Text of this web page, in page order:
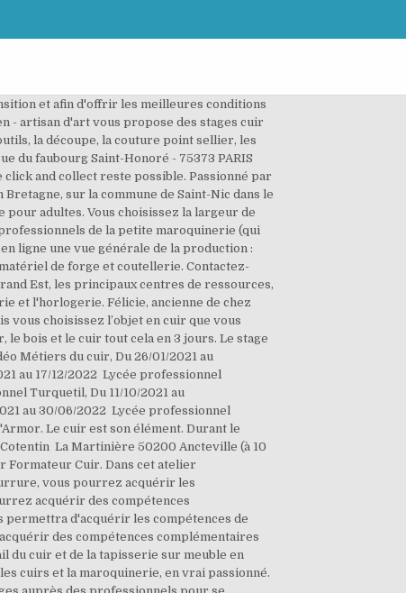
vêtement de peau, en 1 an, à Paris. Lydie Gallet. 120 € à 150 € la journée. Les chaussures viennent d'Italie et d'Espagne. Stage d’initiation au travail du cuir – 24 avril 2021. Cours en ligne de maroquinerie et travail du cuir - des thématiques complète abordée avec soin et précision. Vous souhaitez réaliser des produits grâce à des techniques professionnelles en maroquinerie ?Ce parcours vous permettra d'acquérir les techniques de base de la maroquinerie, d'acquérir le langage technique, ainsi que les principaux savoir-faire du maroquinier. Créez votre propre expérience Candidature Simple & Rapide ! On y apprend à fabriquer un objet en cuir, comme un professionnel. Ici, vous vous adressez à une spécialiste de la rénovation et coloration du cuir dans le Finistère ! Réalisation d’un sac en cuir (2 jours). Le travail du cuir est un domaine en plein essor. Ce stage est fait pour toi ! Youn's Créacuir. C’est frustrant et ça démotive. Votre formateur. Horaires : 10h - 18h avec pause déjeuner d'une heure environ, Repas tiré du sac, pris sur place avec les autres stagiaires, Tarif : 80€ / personne + coût de la matière (entre 5 et 10€ en moyenne), Nombre de participants minimum requis pour que l'atelier ait lieu : 5. La maroquinerie de luxe fabrique tous ses sacs et accessoires dans son atelier de Plancoët. Acquérir et développer des compétences professionnelles rares, utiliser les savoirs, savoir-faire et techniques du métier de fourreur. Les stages de coutellerie, forge, et cuir se déroulent dans les ateliers de Paulo Simoes. Formation professionnelle pour adultes. Contenu Ce professionnel travaille le cuir mais aussi les autres matériaux (peausserie, textiles, écailles, os, synthétique) utilisés dans la fabrication des sacs, porte-monnaie, portefeuilles, bagages, ceintures. Vous serez guidé par une pédagogie évolutive et individualisée tout au long de votre stage découverte maroquinerie. J’ai pris connaissance de mes droits, notamment de retrait de mon consentement à l’utilisation des données collectées par ce formulaire, par l’intermédiaire de la politique de protection des données personnelles (RGPD) décrite dans les mentions légales du GRETA de la Création, du Design et des Métiers d’Art. Dans ce stage, une pro passionnée partage son savoir. Ve nez acquérir les techniques de base de la fabrication de vêtement de peau et de cuir, à Paris.Vous pourrez acquérir et développer des compétences professionnelles fondamentales rares, utiliser les savoirs, savoir-faire et techniques de base du métier, fabriquer un vêtement de peau. Télécharger notre convention de stage de forge. On apporte votre colis dans le respect des gestes barrières. STAGE SUR UNE SEMAINE: je propose aussi un atel